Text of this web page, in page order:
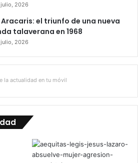
julio, 2026
Aracaris: el triunfo de una nueva
talaverana en 1968
julio, 2026
la actualidad en tu móvil